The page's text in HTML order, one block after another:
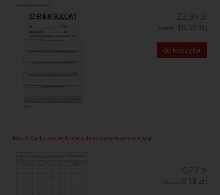
(netto: 19,50 zł )
do koszyka
Nrz-5 Karta narzędziowa ilościowo-wartościowa
(netto: 0,18 zł )